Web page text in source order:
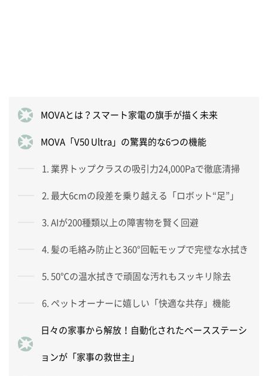
MOVAとは？スマート家電の旗手が描く未来
MOVA「V50 Ultra」の驚異的な6つの機能
1. 業界トップクラスの吸引力24,000Paで徹底清掃
2. 最大6cmの段差を乗り越える「ロボット“足”」
3. AIが200種類以上の障害物を賢く回避
4. 髪の毛絡み防止と360°回転モップで完璧な水拭き
5. 50℃の温水拭きで頑固な汚れもスッキリ除去
6. ペットオーナーに嬉しい「快適な共存」機能
日々の家事から解放！自動化されたベースステーシ
ョンが「家事の救世主」